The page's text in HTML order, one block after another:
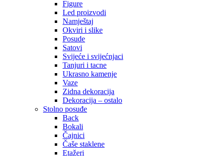
Figure
Led proizvodi
Namještaj
Okviri i slike
Posude
Satovi
Svijeće i svijećnjaci
Tanjuri i tacne
Ukrasno kamenje
Vaze
Zidna dekoracija
Dekoracija – ostalo
Stolno posuđe
Back
Bokali
Čajnici
Čaše staklene
Etažeri